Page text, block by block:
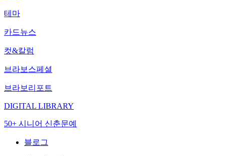
테마
카드뉴스
컷&칼럼
브라보스페셜
브라보리포트
DIGITAL LIBRARY
50+ 시니어 신춘문예
블로그